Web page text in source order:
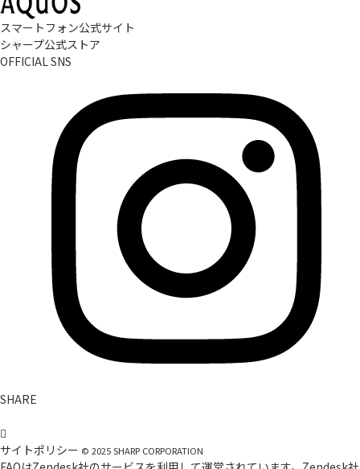
スマートフォン公式サイト
シャープ公式ストア
OFFICIAL SNS
SHARE
サイトポリシー © 2025SHARP CORPORATION